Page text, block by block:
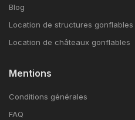
Blog
Location de structures gonflables
Location de châteaux gonflables
Mentions
Conditions générales
FAQ